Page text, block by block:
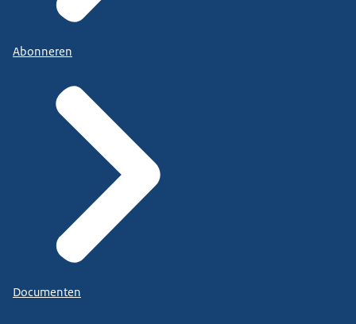
Abonneren
Documenten